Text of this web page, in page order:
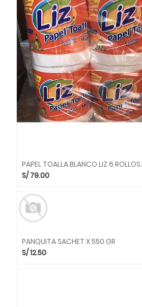
PAPEL TOALLA BLANCO LIZ 6 ROLLOS.
S/79.00
PANQUITA SACHET X 550 GR
S/12.50